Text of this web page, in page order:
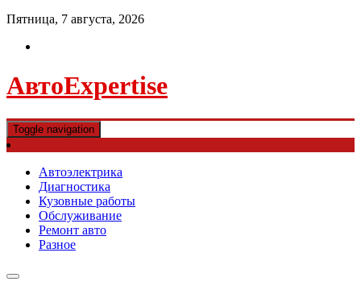
Пятница, 7 августа, 2026
АвтоExpertise
Toggle navigation
Автоэлектрика
Диагностика
Кузовные работы
Обслуживание
Ремонт авто
Разное